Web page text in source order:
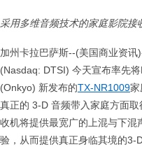
采用多维音频技术的家庭影院接
加州卡拉巴萨斯--(美国商业资
(Nasdaq: DTSI) 今天宣布率先
(Onkyo) 新发布的TX-NR1009家
真正的 3-D 音频带入家庭方面
收机将提供最宽广的上混与下
验，从而提供真正身临其境的3-